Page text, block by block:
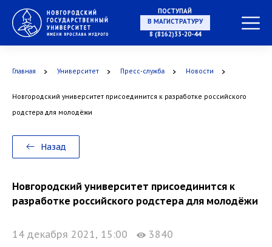
ПОСТУПАЙ
НА СПЕЦИАЛИТЕТ
В МАГИСТРАТУРУ
8 (8162)33-20-44
Главная Университет Пресс-служба Новости
Новгородский университет присоединится к разработке российского
родстера для молодёжи
Назад
Новгородский университет присоединится к
разработке российского родстера для молодёжи
14 декабря 2021, 15:00 3840